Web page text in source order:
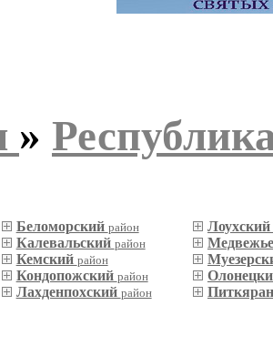
»
Беломорский район
Калевальский район
Кемский район
Кондопожский район
Лахденпохский район
Лоухский